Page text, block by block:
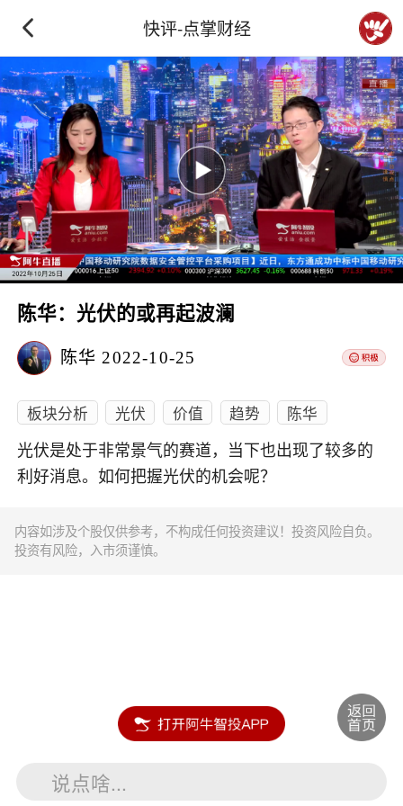
快评-点掌财经
陈华：光伏的或再起波澜
陈华 2022-10-25
板块分析 光伏 价值 趋势 陈华
光伏是处于非常景气的赛道，当下也出现了较多的
利好消息。如何把握光伏的机会呢？
内容如涉及个股仅供参考，不构成任何投资建议！投资风险自负。
投资有风险，入市须谨慎。
说点啥...